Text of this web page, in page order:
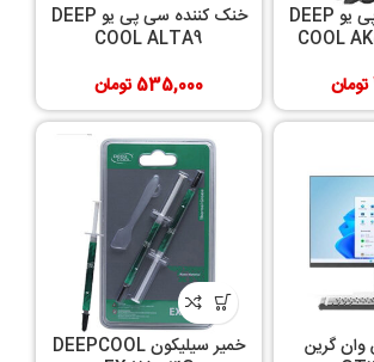
خنک کننده سی پی یو DEEP
COOL
تومان
خنک کننده سی پی یو DEEP
COOL ALTA9
535,000 تومان
وان گرین خمیر سیلیکون DEEPCOOL